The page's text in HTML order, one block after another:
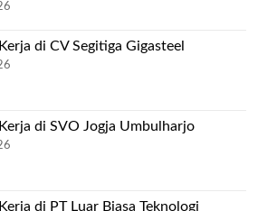
di CV Segitiga Gigasteel
di SVO Jogja Umbulharjo
di PT Luar Biasa Teknologi